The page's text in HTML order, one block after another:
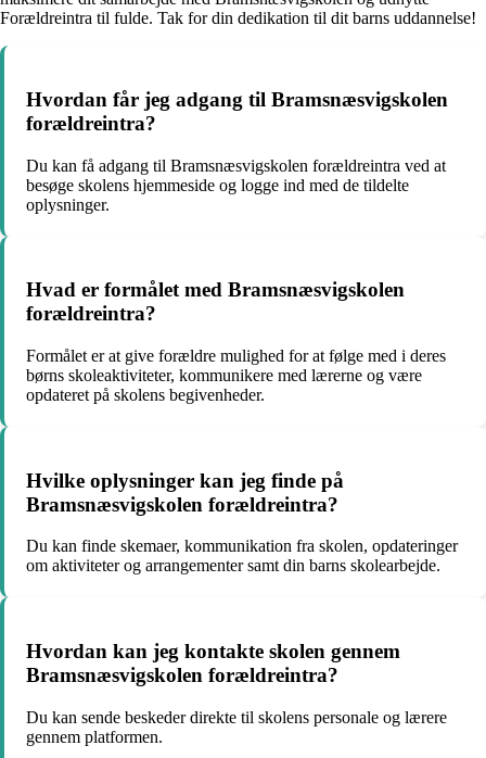
Forældreintra til fulde. Tak for din dedikation til dit barns uddannelse!
Hvordan får jeg adgang til Bramsnæsvigskolen
forældreintra?
Du kan få adgang til Bramsnæsvigskolen forældreintra ved at
besøge skolens hjemmeside og logge ind med de tildelte
oplysninger.
Hvad er formålet med Bramsnæsvigskolen
forældreintra?
Formålet er at give forældre mulighed for at følge med i deres
børns skoleaktiviteter, kommunikere med lærerne og være
opdateret på skolens begivenheder.
Hvilke oplysninger kan jeg finde på
Bramsnæsvigskolen forældreintra?
Du kan finde skemaer, kommunikation fra skolen, opdateringer
om aktiviteter og arrangementer samt din barns skolearbejde.
Hvordan kan jeg kontakte skolen gennem
Bramsnæsvigskolen forældreintra?
Du kan sende beskeder direkte til skolens personale og lærere
gennem platformen.